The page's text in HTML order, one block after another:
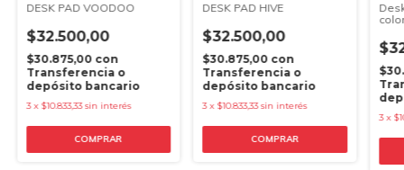
DESK PAD VOODOO
$32.500,00
$30.875,00 con
Transferencia o
depósito bancario
3 x $10.833,33 sin interés
DESK PAD HIVE
$32.500,00
$30.875,00 con
Transferencia o
depósito bancario
3 x $10.833,33 sin interés
3 x